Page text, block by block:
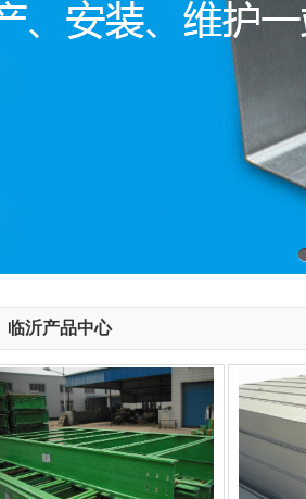
临沂产品中心